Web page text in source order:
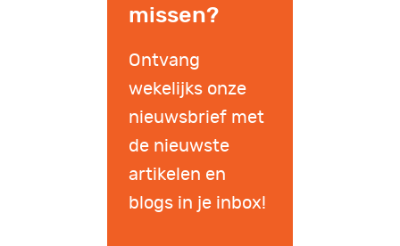
missen?
Ontvang
wekelijks onze
nieuwsbrief met
de nieuwste
artikelen en
blogs in je inbox!